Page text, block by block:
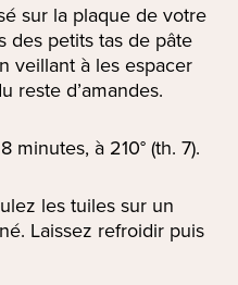
sur la plaque de votre
des petits tas de pâte
veillant à les espacer
reste d’amandes.
minutes, à 210° (th. 7).
les tuiles sur un
Laissez refroidir puis